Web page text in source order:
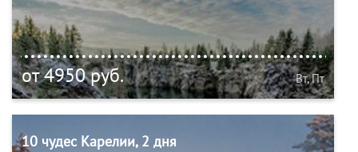
от 4950 руб. Вт, Пт
10 чудес Карелии, 2 дня